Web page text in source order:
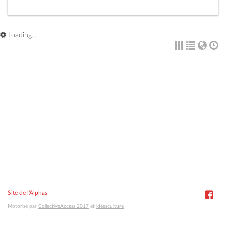
Loading...
Site de l'Alphas
Motorisé par CollectiveAccess 2017 et idéesculture